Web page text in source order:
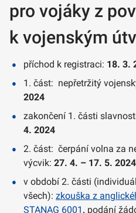
pro vojáky z
k vojenským
příchod k registraci: 18. 3.
1. část: nepřetržitý
2024
zakončení 1. části
4. 2024
2. část: čerpání volna za
výcvik: 27. 4. – 17. 5. 2024
v období 2. části
všech): zkouška z
STANAG 6001 , podání